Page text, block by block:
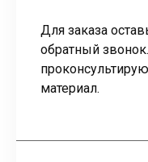
Для заказа
обратный
материал.